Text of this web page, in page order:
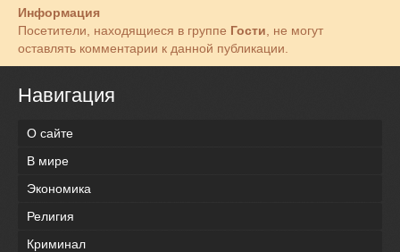
Информация
Посетители, находящиеся в группе Гости, не могут
оставлять комментарии к данной публикации.
Навигация
О сайте
В мире
Экономика
Религия
Криминал